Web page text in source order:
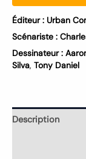
Éditeur : Urban
Scénariste :
Dessinateur :
Silva, Tony Daniel
Description